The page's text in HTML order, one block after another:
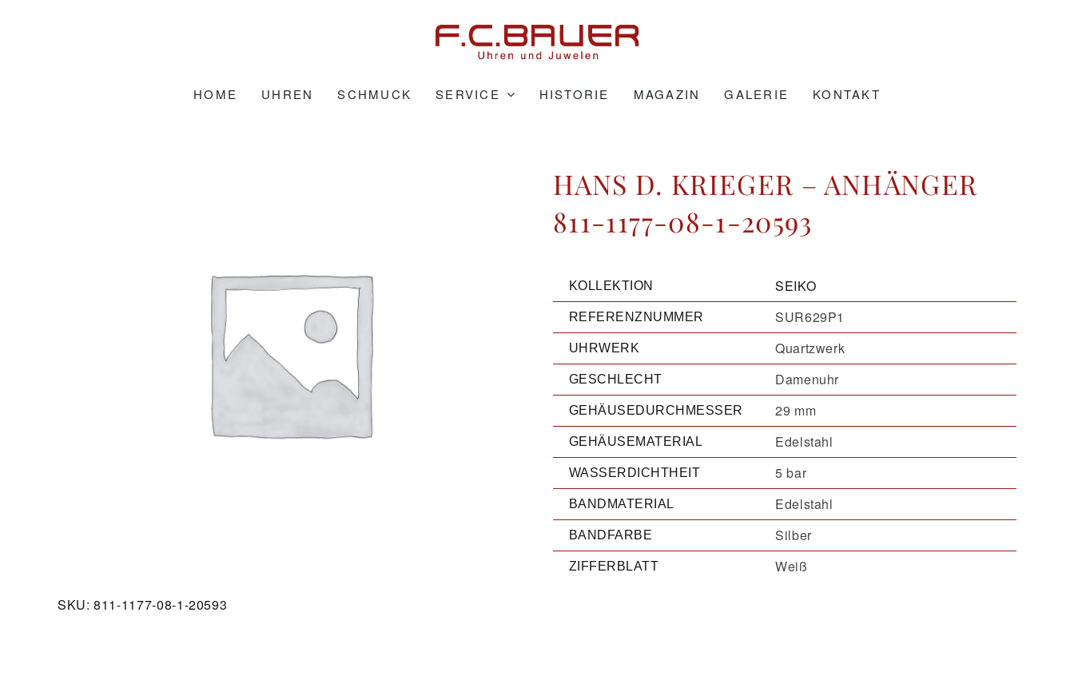
HOME UHREN SCHMUCK SERVICE HISTORIE MAGAZIN GALERIE KONTAKT
SKU:811-1177-08-1-20593
HANS D. KRIEGER – ANHÄNGER
811-1177-08-1-20593
KOLLEKTION SEIKO
REFERENZNUMMER SUR629P1
UHRWERK Quartzwerk
GESCHLECHT Damenuhr
GEHÄUSEDURCHMESSER 29 mm
GEHÄUSEMATERIAL Edelstahl
WASSERDICHTHEIT 5 bar
BANDMATERIAL Edelstahl
BANDFARBE Silber
ZIFFERBLATT Weiß